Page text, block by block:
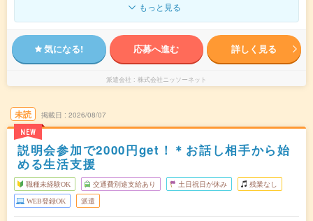
もっと見る
気になる! 応募へ進む 詳しく見る
派遣会社 株式会社ニッソーネット
未読
NEW
掲載日 2026/08/07
説明会参加で2000円get！＊お話し相手から始
める生活支援
職種未経験OK 交通費別途支給あり 土日祝日が休み 残業なし
WEB登録OK 派遣